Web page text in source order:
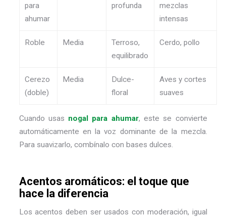
para
ahumar
profunda
mezclas
intensas
Roble Media
Terroso,
equilibrado
Cerdo, pollo
Cerezo
(doble)
Media
Dulce-
floral
Aves y cortes
suaves
Cuando usas nogal para ahumar, este se convierte
automáticamente en la voz dominante de la mezcla.
Para suavizarlo, combínalo con bases dulces.
Acentos aromáticos: el toque que
hace la diferencia
Los acentos deben ser usados con moderación, igual